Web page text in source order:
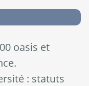
oasis et
: statuts